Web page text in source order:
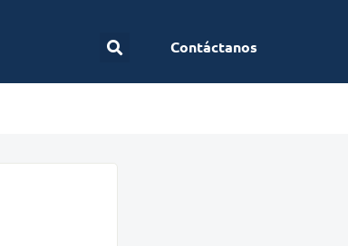
Contáctanos